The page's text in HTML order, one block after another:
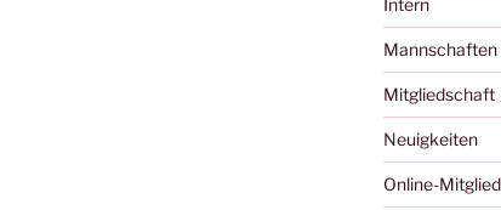
Intern
Mannschaften
Mitgliedschaft
Neuigkeiten
Online-